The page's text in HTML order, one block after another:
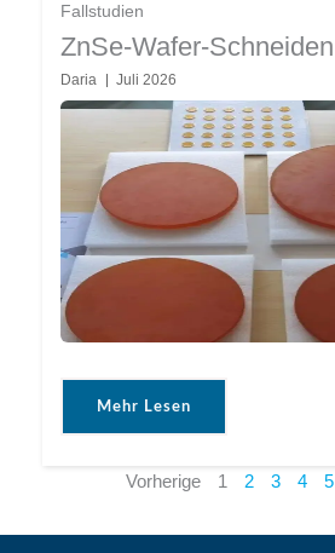
Fallstudien
ZnSe-Wafer-Schneiden
Daria Juli 2026
Mehr Lesen
Vorherige 1 2 3 4 5